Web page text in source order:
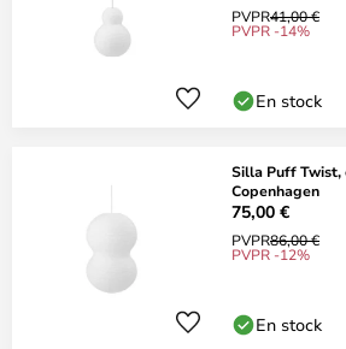
PVPR41,00 €
PVPR -14%
En stock
Silla Puff Twist,
Copenhagen
75,00 €
PVPR86,00 €
PVPR -12%
En stock